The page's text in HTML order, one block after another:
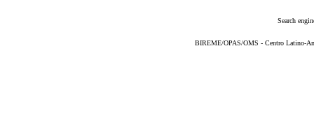
Search
BIREME/OPAS/OMS - Centro Latino-